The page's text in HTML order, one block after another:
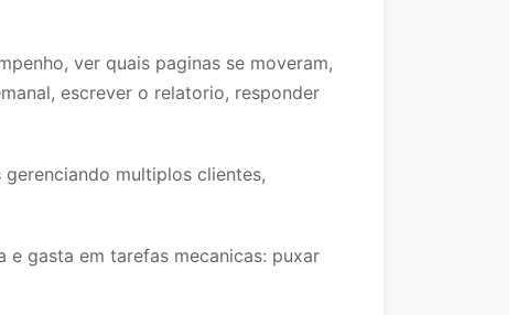
ver quais paginas se moveram,
escrever o relatorio, responder
gerenciando multiplos clientes,
gasta em tarefas mecanicas: puxar